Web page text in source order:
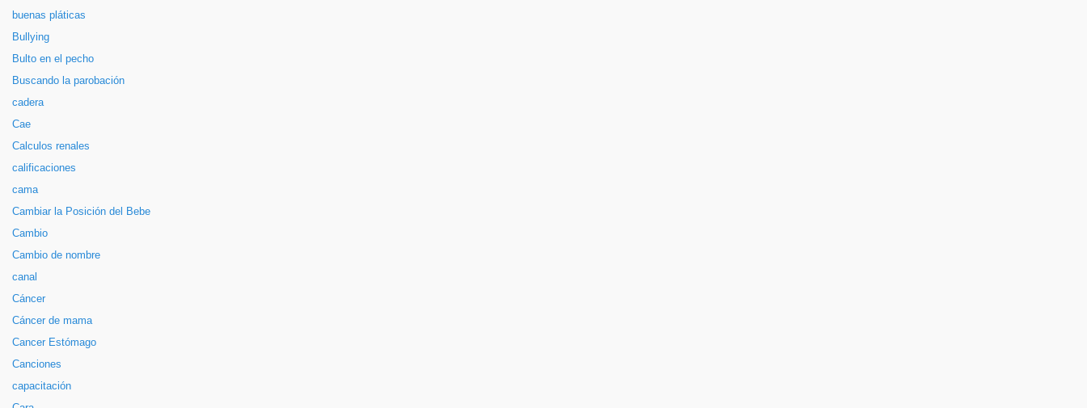
buenas pláticas
Bullying
Bulto en el pecho
Buscando la parobación
cadera
Cae
Calculos renales
calificaciones
cama
Cambiar la Posición del Bebe
Cambio
Cambio de nombre
canal
Cáncer
Cáncer de mama
Cancer Estómago
Canciones
capacitación